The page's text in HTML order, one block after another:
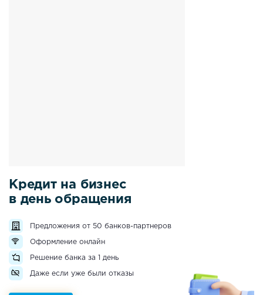
Кредит на бизнес
в день обращения
Предложения от 50 банков-партнеров
Оформление онлайн
Решение банка за 1 день
Даже если уже были отказы